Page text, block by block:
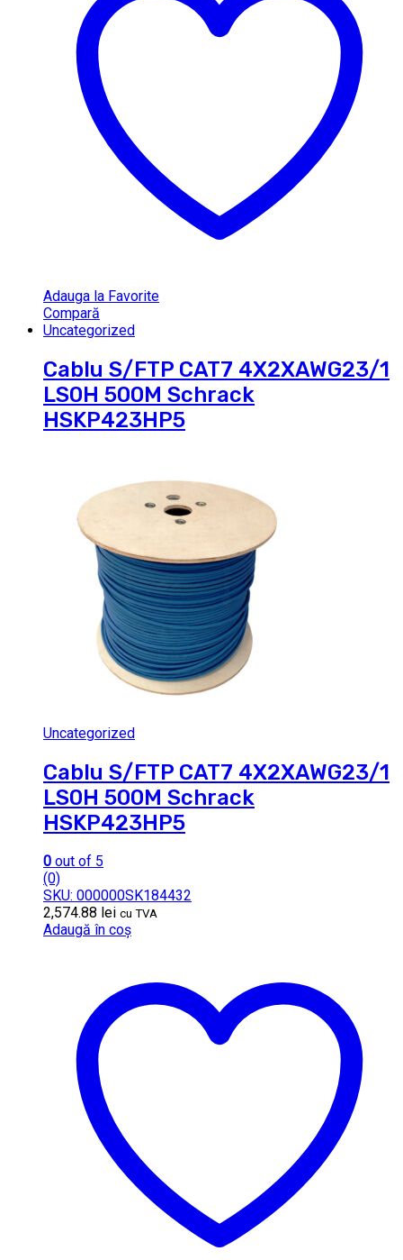
Adauga la Favorite
Compară
Uncategorized
Cablu S/FTP CAT7 4X2XAWG23/1
LS0H 500M Schrack
HSKP423HP5
Uncategorized
Cablu S/FTP CAT7 4X2XAWG23/1
LS0H 500M Schrack
HSKP423HP5
0 out of 5
(0)
SKU: 000000SK184432
2,574.88 lei cu TVA
Adaugă în coș